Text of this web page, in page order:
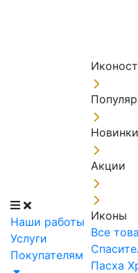
Наши работы
Услуги
Покупателям
Новинки
Акции
Иконы
Все
Пасха